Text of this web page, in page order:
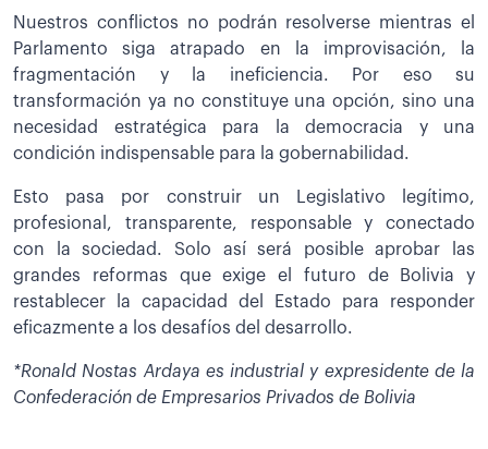
Nuestros conflictos no podrán resolverse mientras el
Parlamento siga atrapado en la improvisación, la
fragmentación y la ineficiencia. Por eso su
transformación ya no constituye una opción, sino una
necesidad estratégica para la democracia y una
condición indispensable para la gobernabilidad.
Esto pasa por construir un Legislativo legítimo,
profesional, transparente, responsable y conectado
con la sociedad. Solo así será posible aprobar las
grandes reformas que exige el futuro de Bolivia y
restablecer la capacidad del Estado para responder
eficazmente a los desafíos del desarrollo.
*Ronald Nostas Ardaya es industrial y expresidente de la
Confederación de Empresarios Privados de Bolivia